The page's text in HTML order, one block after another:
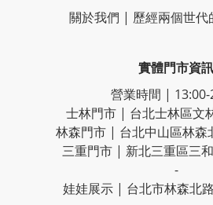
關於我們 | 歷經兩個世代
實體門市資訊
營業時間 | 13:00-
士林門市 | 台北士林區文
林森門市 | 台北中山區林森
三重門市 | 新北三重區三
-
娃娃展示 | 台北市林森北